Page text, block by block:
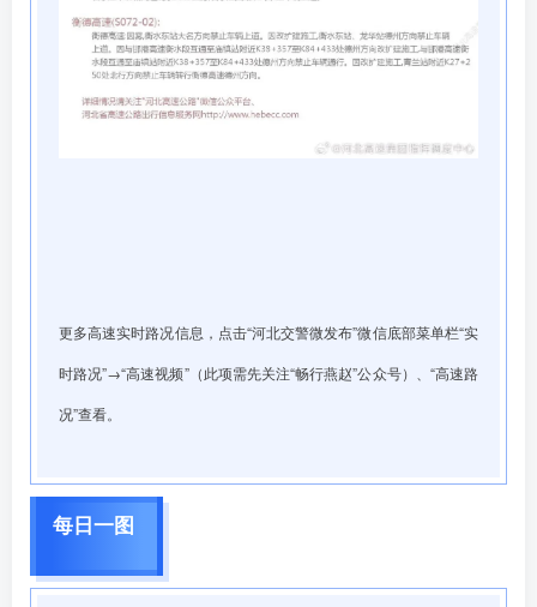
更多高速实时路况信息，点击“河北交警微发布”微信底部菜单栏“实
时路况”→“高速视频”（此项需先关注“畅行燕赵”公众号）、“高速路
况”查看。
每日一图